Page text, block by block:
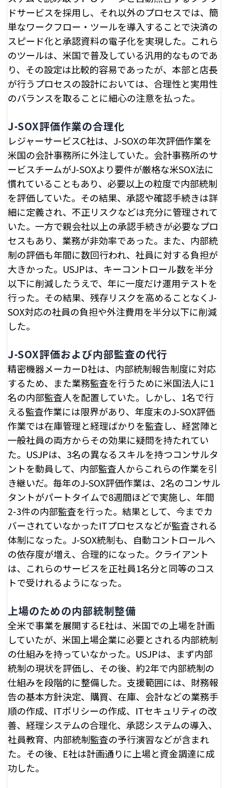
ドサービスを採用し、それ以外のプロセスでは、簡
単なワークフロー・ツールを導入することで決済の
スピード化と承認資料の電子化を実現した。これら
のツールは、米国で普及している汎用的なものであ
り、その設定は比較的容易であったが、本部と店長
が行うプロセスの設計においては、合理性と実用性
のバランスを取ることに細心の注意を払った。
J-SOX評価作業の合理化
レジャーサービスC社は、J-SOXの年次評価作業を
米国の会計事務所に外注していた。会計事務所のサ
ービスチームがJ-SOXより要件が厳格な米SOX法に
慣れていることもあり、必要以上の粒度で内部統制
を評価していた。その結果、承認や確認手続きは詳
細に定義され、不正リスクなどは充分に管理されて
いた。一方で親会社以上の承認手続きが必要なプロ
セスもあり、業務が非効率であった。また、内部統
制の評価も年間に数回行われ、社員に対する負担が
大きかった。USJPは、キーコントロール数を半分
以下に削減したうえで、年に一度だけ運用テストを
行った。その結果、残存リスクを高めることなくJ-
SOX対応の社員の負担や外注費用を半分以下に削減
した。
J-SOX評価および内部監査の代行
精密機器メーカーD社は、内部統制報告制度に対応
するため、また業務監査を行うために米国法人に1
名の内部監査人を配置していた。しかし、1名で行
える監査作業には限界があり、年度末のJ-SOX評価
作業では在庫管理と経理ばかりを監査し、経営陣と
一般社員の両方からその効果に疑問を持たれてい
た。USJPは、3名の異なるスキルを持つコンサルタ
ントを動員して、内部監査人からこれらの作業を引
き継いだ。毎年のJ-SOX評価作業は、2名のコンサル
タントがパートタイムで8週間ほどで実施し、年間
2-3件の内部監査を行った。結果として、今までカ
バーされていなかったITプロセスなどが監査される
体制になった。J-SOX統制も、自動コントロールへ
の依存度が増え、合理的になった。クライアント
は、これらのサービスを正社員1名分と同等のコス
トで受けれるようになった。
上場のための内部統制整備
全米で事業を展開するE社は、米国での上場を計画
していたが、米国上場企業に必要とされる内部統制
の仕組みを持っていなかった。USJPは、まず内部
統制の現状を評価し、その後、約2年で内部統制の
仕組みを段階的に整備した。支援範囲には、財務報
告の基本方針決定、購買、在庫、会計などの業務手
順の作成、ITポリシーの作成、ITセキュリティの改
善、経理システムの合理化、承認システムの導入、
社員教育、内部統制監査の予行演習などが含まれ
た。その後、E社は計画通りに上場と資金調達に成
功した。